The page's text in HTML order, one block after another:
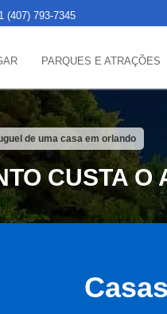
(407) 793-7345
PARQUES E ATRAÇÕES
de uma casa em orlando
CUSTA O